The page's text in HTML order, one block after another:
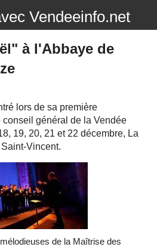
Vendeeinfo.net
à l'Abbaye de
lors de sa première
général de la Vendée
19, 20, 21 et 22 décembre, La
Vincent.
de la Maîtrise des